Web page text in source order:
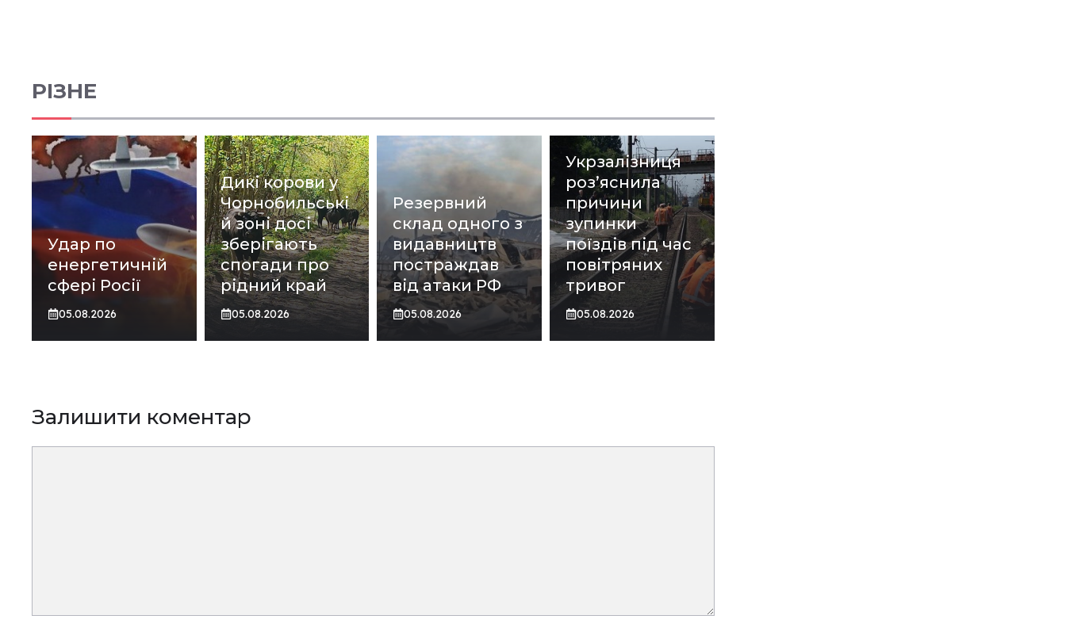
РІЗНЕ
Удар по
енергетичній
сфері Росії
05.08.2026
Дикі корови у
Чорнобильські
й зоні досі
зберігають
спогади про
рідний край
05.08.2026
Резервний
склад одного з
видавництв
постраждав
від атаки РФ
05.08.2026
Укрзалізниця
роз’яснила
причини
зупинки
поїздів під час
повітряних
тривог
05.08.2026
Залишити коментар